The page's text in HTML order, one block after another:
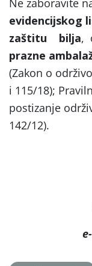
evidencijskog
zaštitu bilja,
prazne
(Zakon o
i 115/18);
postizanje
142/12).